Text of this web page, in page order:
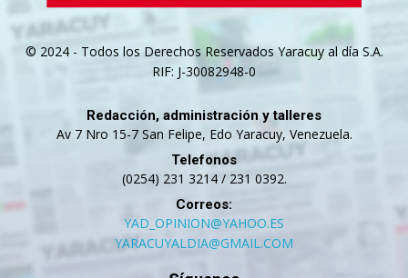
© 2024 - Todos los Derechos Reservados Yaracuy al día S.A.
RIF: J-30082948-0
Redacción, administración y talleres
Av 7 Nro 15-7 San Felipe, Edo Yaracuy, Venezuela.
Telefonos
(0254) 231 3214 / 231 0392.
Correos:
YAD_OPINION@YAHOO.ES
YARACUYALDIA@GMAIL.COM